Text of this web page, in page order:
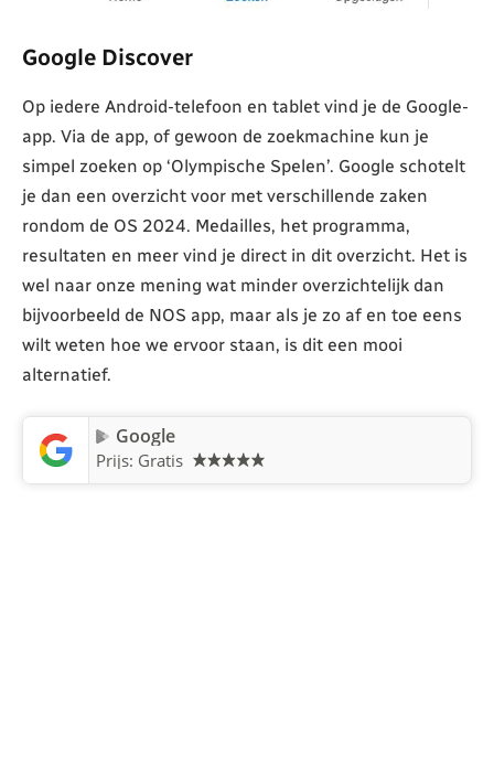
Google Discover
Op iedere Android-telefoon en tablet vind je de Google-
app. Via de app, of gewoon de zoekmachine kun je
simpel zoeken op ‘Olympische Spelen’. Google schotelt
je dan een overzicht voor met verschillende zaken
rondom de OS 2024. Medailles, het programma,
resultaten en meer vind je direct in dit overzicht. Het is
wel naar onze mening wat minder overzichtelijk dan
bijvoorbeeld de NOS app, maar als je zo af en toe eens
wilt weten hoe we ervoor staan, is dit een mooi
alternatief.
Google
Prijs: Gratis